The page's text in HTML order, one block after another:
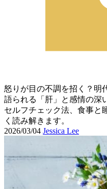
怒りが目の不調を招く？明
語られる「肝」と感情の深
セルフチェック法、食事と
く読み解きます。
2026/03/04 Jessica Lee